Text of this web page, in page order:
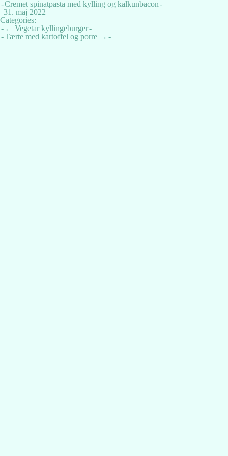
Cremet spinatpasta med kylling og kalkunbacon
| 31. maj 2022
Categories:
Indlægsnavigation
← Vegetar kyllingeburger
Tærte med kartoffel og porre →